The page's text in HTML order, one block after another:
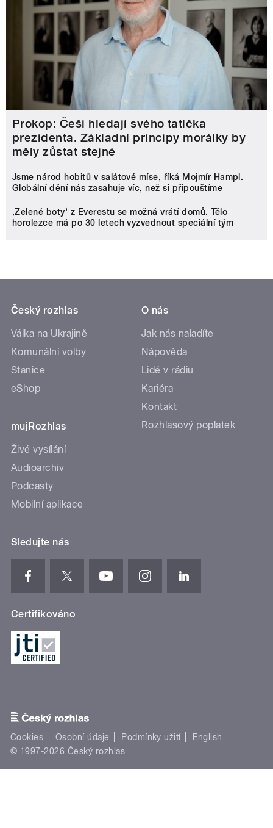
Prokop: Češi hledají svého tatíčka
prezidenta. Základní principy morálky by
měly zůstat stejné
Jsme národ hobitů v salátové míse, říká Mojmír Hampl.
Globální dění nás zasahuje víc, než si připouštíme
‚Zelené boty‘ z Everestu se možná vrátí domů. Tělo
horolezce má po 30 letech vyzvednout speciální tým
Český rozhlas
Válka na Ukrajině
Komunální volby
Stanice
eShop
mujRozhlas
Živé vysílání
Audioarchiv
Podcasty
Mobilní aplikace
O nás
Jak nás naladíte
Nápověda
Lidé v rádiu
Kariéra
Kontakt
Rozhlasový poplatek
Sledujte nás
Certifikováno
Cookies Osobní údaje Podmínky užití
English
© 1997-2026 Český rozhlas